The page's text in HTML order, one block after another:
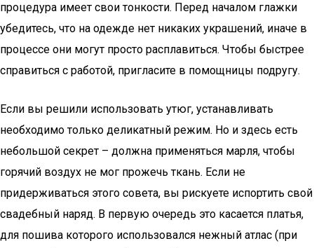
процедура имеет свои тонкости. Перед началом глажки
убедитесь, что на одежде нет никаких украшений, иначе в
процессе они могут просто расплавиться. Чтобы быстрее
справиться с работой, пригласите в помощницы подругу.
Если вы решили использовать утюг, устанавливать
необходимо только деликатный режим. Но и здесь есть
небольшой секрет – должна применяться марля, чтобы
горячий воздух не мог прожечь ткань. Если не
придерживаться этого совета, вы рискуете испортить свой
свадебный наряд. В первую очередь это касается платья,
для пошива которого использовался нежный атлас (при